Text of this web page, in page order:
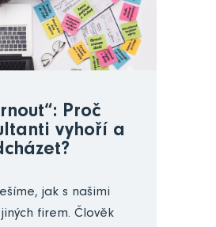
Proč
vyhoří a
jak s našimi
firem. Člověk